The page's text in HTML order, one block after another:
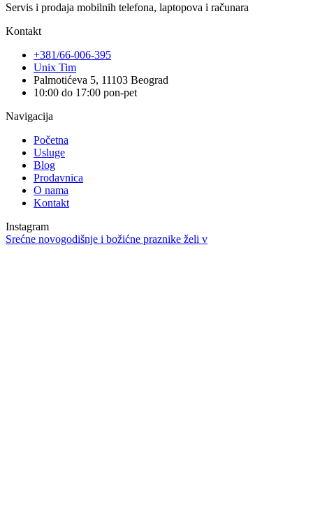
Servis i prodaja mobilnih telefona, laptopova i računara
Kontakt
+381/66-006-395
Unix Tim
Palmotićeva 5, 11103 Beograd
10:00 do 17:00 pon-pet
Navigacija
Početna
Usluge
Blog
Prodavnica
O nama
Kontakt
Instagram
Srećne novogodišnje i božićne praznike želi v